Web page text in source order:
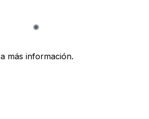
más información.